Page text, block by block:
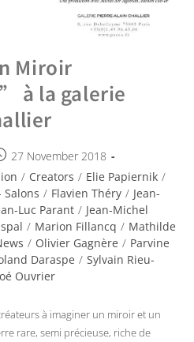
Miroir
à la galerie
27 November 2018
/ Creators / Elie Papiernik /
Salons / Flavien Théry / Jean-
Luc Parant / Jean-Michel
/ Marion Fillancq / Mathilde
/ Olivier Gagnère / Parvine
Daraspe / Sylvain Rieu-
Ouvrier
à imaginer un miroir et un
rare, semi précieuse, riche de